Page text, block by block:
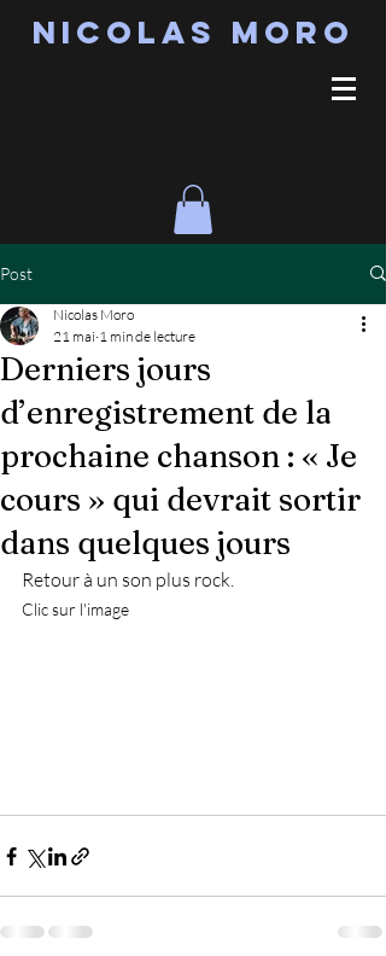
Nicolas MORO
Post
Derniers jours
d’enregistrement de la
prochaine chanson : « Je
cours » qui devrait sortir
dans quelques jours
Nicolas Moro
21 mai 1 min de lecture
Retour à un son plus rock.
Clic sur l'image